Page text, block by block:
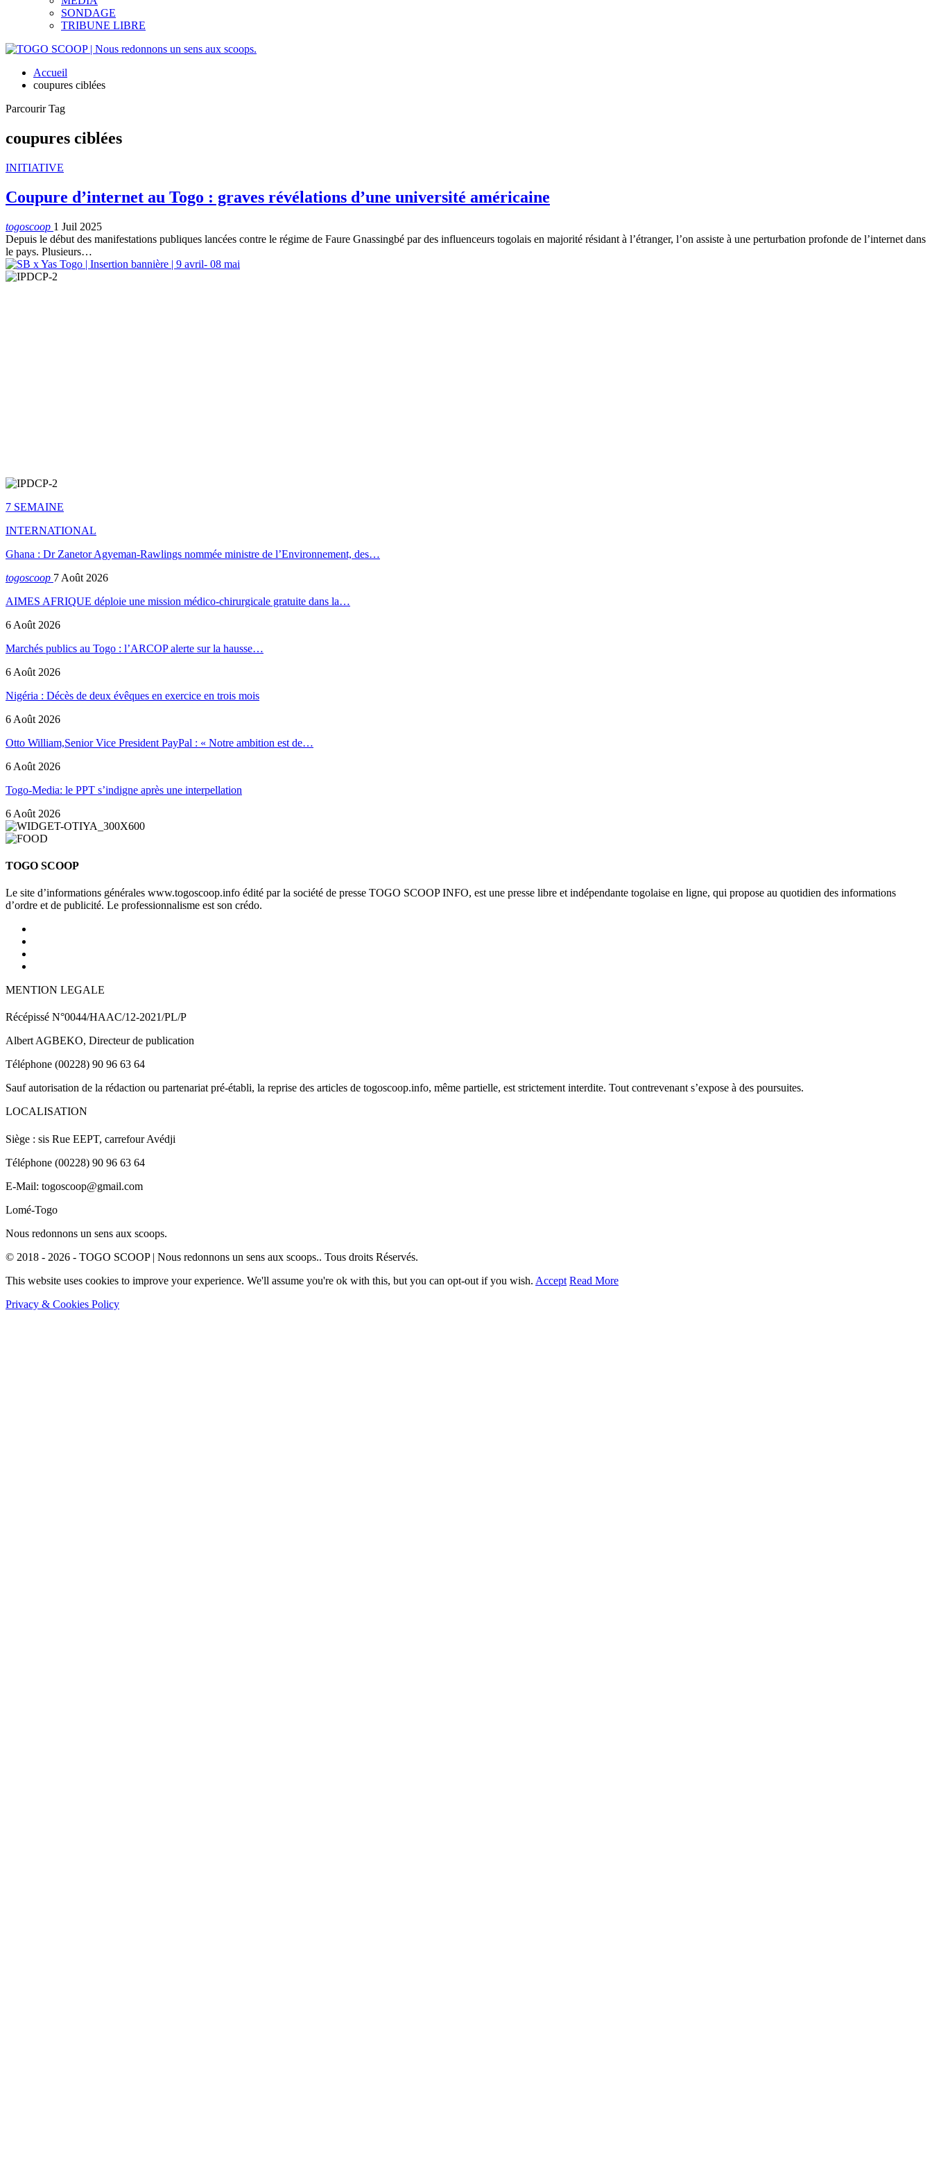
SONDAGE
TRIBUNE LIBRE
Accueil
coupures ciblées
Parcourir Tag
coupures ciblées
INITIATIVE
Coupure d’internet au Togo : graves révélations d’une université américaine
togoscoop 1 Juil 2025
Depuis le début des manifestations publiques lancées contre le régime de Faure Gnassingbé par des influenceurs togolais en majorité résidant à l’étranger, l’on assiste à une perturbation profonde de l’internet dans
le pays. Plusieurs…
7 SEMAINE
INTERNATIONAL
Ghana : Dr Zanetor Agyeman-Rawlings nommée ministre de l’Environnement, des…
togoscoop 7 Août 2026
AIMES AFRIQUE déploie une mission médico-chirurgicale gratuite dans la…
6 Août 2026
Marchés publics au Togo : l’ARCOP alerte sur la hausse…
6 Août 2026
Nigéria : Décès de deux évêques en exercice en trois mois
6 Août 2026
Otto William,Senior Vice President PayPal : « Notre ambition est de…
6 Août 2026
Togo-Media: le PPT s’indigne après une interpellation
6 Août 2026
TOGO SCOOP
Le site d’informations générales www.togoscoop.info édité par la société de presse TOGO SCOOP INFO, est une presse libre et indépendante togolaise en ligne, qui propose au quotidien des informations
d’ordre et de publicité. Le professionnalisme est son crédo.
MENTION LEGALE
Récépissé N°0044/HAAC/12-2021/PL/P
Albert AGBEKO, Directeur de publication
Téléphone (00228) 90 96 63 64
Sauf autorisation de la rédaction ou partenariat pré-établi, la reprise des articles de togoscoop.info, même partielle, est strictement interdite. Tout contrevenant s’expose à des poursuites.
LOCALISATION
Siège : sis Rue EEPT, carrefour Avédji
Téléphone (00228) 90 96 63 64
E-Mail: togoscoop@gmail.com
Lomé-Togo
Nous redonnons un sens aux scoops.
© 2018 - 2026 - TOGO SCOOP | Nous redonnons un sens aux scoops.. Tous droits Réservés.
This website uses cookies to improve your experience. We'll assume you're ok with this, but you can opt-out if you wish. Accept Read More
Privacy & Cookies Policy